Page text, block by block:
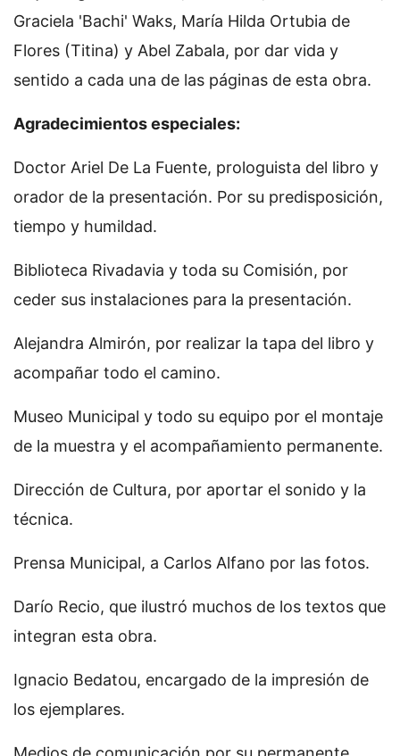
Graciela 'Bachi' Waks, María Hilda Ortubia de
Flores (Titina) y Abel Zabala, por dar vida y
sentido a cada una de las páginas de esta obra.
Agradecimientos especiales:
Doctor Ariel De La Fuente, prologuista del libro y
orador de la presentación. Por su predisposición,
tiempo y humildad.
Biblioteca Rivadavia y toda su Comisión, por
ceder sus instalaciones para la presentación.
Alejandra Almirón, por realizar la tapa del libro y
acompañar todo el camino.
Museo Municipal y todo su equipo por el montaje
de la muestra y el acompañamiento permanente.
Dirección de Cultura, por aportar el sonido y la
técnica.
Prensa Municipal, a Carlos Alfano por las fotos.
Darío Recio, que ilustró muchos de los textos que
integran esta obra.
Ignacio Bedatou, encargado de la impresión de
los ejemplares.